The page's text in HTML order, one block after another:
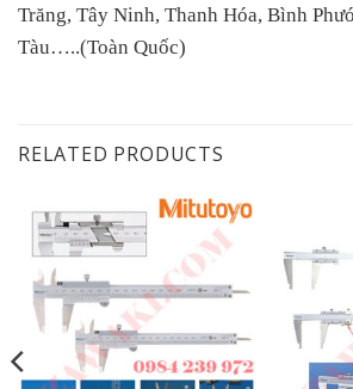
Trăng, Tây Ninh, Thanh Hóa, Bình
Tàu…..(Toàn Quốc)​
RELATED PRODUCTS